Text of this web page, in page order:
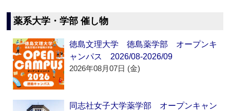
薬系大学・学部 催し物
徳島文理大学 徳島薬学部 オープンキ
ャンパス 2026/08-2026/09
2026年08月07日 (金)
同志社女子大学薬学部 オープンキャン